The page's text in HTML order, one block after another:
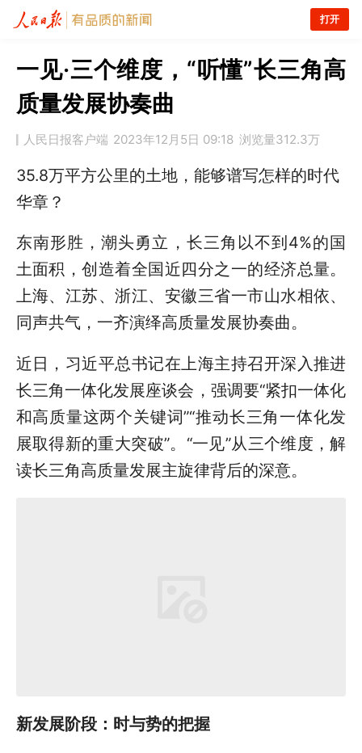
打开
​一见·三个维度，“听懂”长三角高
质量发展协奏曲
人民日报客户端 2023年12月5日 09:18 浏览量312.3万
35.8万平方公里的土地，能够谱写怎样的时代
华章？
东南形胜，潮头勇立，长三角以不到4%的国
土面积，创造着全国近四分之一的经济总量。
上海、江苏、浙江、安徽三省一市山水相依、
同声共气，一齐演绎高质量发展协奏曲。
近日，习近平总书记在上海主持召开深入推进
长三角一体化发展座谈会，强调要“紧扣一体化
和高质量这两个关键词”“推动长三角一体化发
展取得新的重大突破”。“一见”从三个维度，解
读长三角高质量发展主旋律背后的深意。
新发展阶段：时与势的把握